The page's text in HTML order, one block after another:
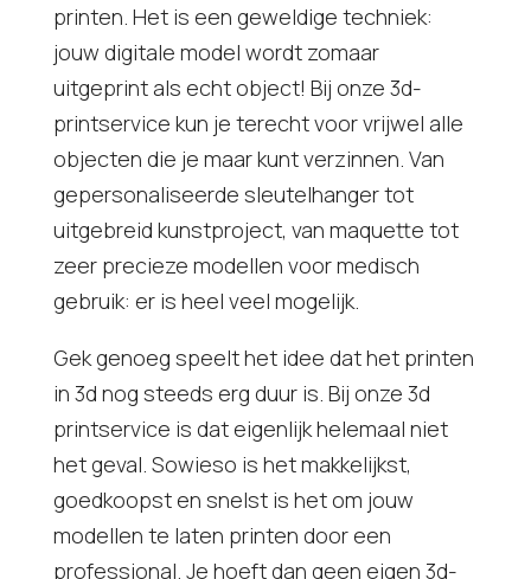
printen. Het is een geweldige techniek:
jouw digitale model wordt zomaar
uitgeprint als echt object! Bij onze 3d-
printservice kun je terecht voor vrijwel alle
objecten die je maar kunt verzinnen. Van
gepersonaliseerde sleutelhanger tot
uitgebreid kunstproject, van maquette tot
zeer precieze modellen voor medisch
gebruik: er is heel veel mogelijk.
Gek genoeg speelt het idee dat het printen
in 3d nog steeds erg duur is. Bij onze 3d
printservice is dat eigenlijk helemaal niet
het geval. Sowieso is het makkelijkst,
goedkoopst en snelst is het om jouw
modellen te laten printen door een
professional. Je hoeft dan geen eigen 3d-